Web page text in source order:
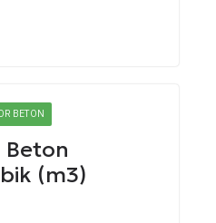
BETON
Beton
(m3)